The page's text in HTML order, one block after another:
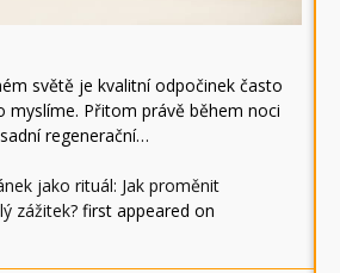
světě je kvalitní odpočinek často
myslíme. Přitom právě během noci
regenerační…
jako rituál: Jak proměnit
zážitek? first appeared on